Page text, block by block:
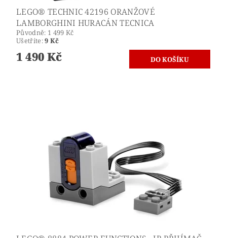
LEGO® TECHNIC 42196 ORANŽOVÉ
LAMBORGHINI HURACÁN TECNICA
Původně: 1 499 Kč
Ušetříte:9 Kč
1 490 Kč